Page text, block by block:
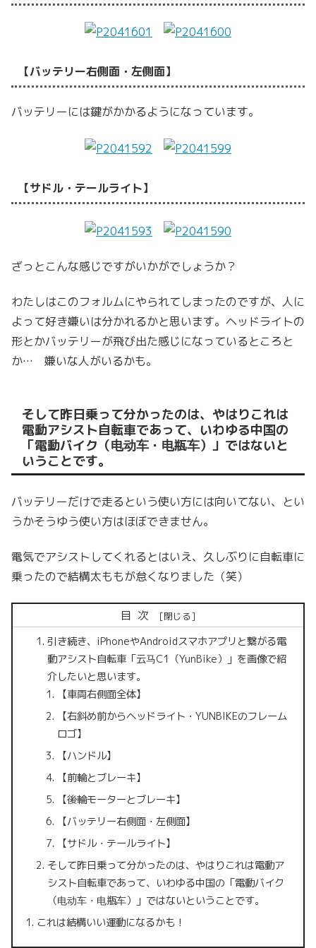
【バッテリー右側面・左側面】
バッテリーには鍵がかかるようになっています。
【サドル・テールライト】
ざっとこんな感じですがいかがでしょうか？
わたしはこのフォルムにやられてしまったのですが、人に
よって好き嫌いは分かれるかと思います。ヘッドライトの
形とかバッテリーが飛び出た感じになっているところと
か… 嫌いな人がいるかも。
そして昨日乗って分かったのは、やはりこれは
電動アシスト自転車であって、いわゆる中国の
「電動バイク（电动车・电瓶车）」ではないと
いうことです。
バッテリーだけで走るという使い方には向いてない、とい
うかそうゆう使い方はほぼできません。
電気でアシストしてくれるとはいえ、久しぶりに自転車に
乗ったので結構太ももが怠くなりました（笑）
目次
引き続き、iPhoneやAndroidスマホアプリと繋がる電
動アシスト自転車「云马C1（YunBike）」を画像で紹
介したいと思います。
【車両右側面全体】
【右斜め前からヘッドライト・YUNBIKEのフレーム
ロゴ】
【ハンドル】
【前輪とブレーキ】
【後輪モーターとブレーキ】
【バッテリー右側面・左側面】
【サドル・テールライト】
そして昨日乗って分かったのは、やはりこれは電動ア
シスト自転車であって、いわゆる中国の「電動バイク
（电动车・电瓶车）」ではないということです。
これは結構いい運動になるかも！